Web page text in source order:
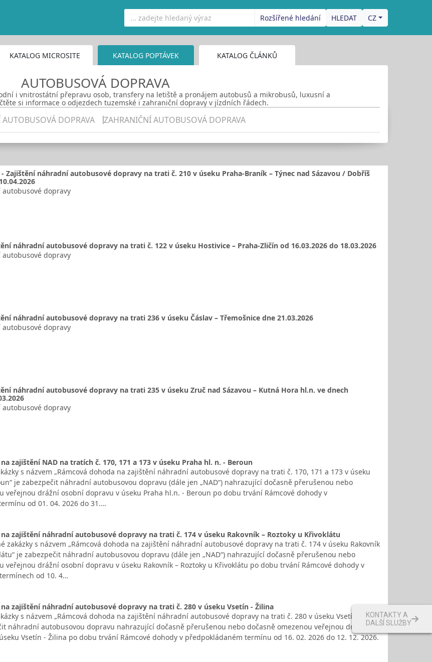
Rozšířené hledání CZ
KATALOG MICROSITE KATALOG POPTÁVEK KATALOG ČLÁNKŮ
AUTOBUSOVÁ DOPRAVA
i vnitrostátní přepravu osob, transfery na letiště a pronájem autobusů a mikrobusů, luxusní a
si informace o odjezdech tuzemské i zahraniční dopravy v jízdních řádech.
DOPRAVA ZAHRANIČNÍ AUTOBUSOVÁ DOPRAVA
- Zajištění náhradní autobusové dopravy na trati č. 210 v úseku Praha-Braník – Týnec nad Sázavou / Dobříš
dopravy
náhradní autobusové dopravy na trati č. 122 v úseku Hostivice – Praha-Zličín od 16.03.2026 do 18.03.2026
dopravy
náhradní autobusové dopravy na trati 236 v úseku Čáslav – Třemošnice dne 21.03.2026
dopravy
náhradní autobusové dopravy na trati 235 v úseku Zruč nad Sázavou – Kutná Hora hl.n. ve dnech
dopravy
zajištění NAD na tratích č. 170, 171 a 173 v úseku Praha hl. n. - Beroun
s názvem „Rámcová dohoda na zajištění náhradní autobusové dopravy na trati č. 170, 171 a 173 v úseku
je zabezpečit náhradní autobusovou dopravu (dále jen „NAD“) nahrazující dočasně přerušenou nebo
veřejnou drážní osobní dopravu v úseku Praha hl.n. - Beroun po dobu trvání Rámcové dohody v
od 01. 04. 2026 do 31.…
zajištění náhradní autobusové dopravy na trati č. 174 v úseku Rakovník – Roztoky u Křivoklátu
zakázky s názvem „Rámcová dohoda na zajištění náhradní autobusové dopravy na trati č. 174 v úseku Rakovník
je zabezpečit náhradní autobusovou dopravu (dále jen „NAD“) nahrazující dočasně přerušenou nebo
veřejnou drážní osobní dopravu v úseku Rakovník – Roztoky u Křivoklátu po dobu trvání Rámcové dohody v
od 10. 4…
zajištění náhradní autobusové dopravy na trati č. 280 v úseku Vsetín - Žilina
s názvem „Rámcová dohoda na zajištění náhradní autobusové dopravy na trati č. 280 v úseku Vsetín -
náhradní autobusovou dopravu nahrazující dočasně přerušenou nebo dočasně omezenou veřejnou drážní
Vsetín - Žilina po dobu trvání Rámcové dohody v předpokládaném termínu od 16. 02. 2026 do 12. 12. 2026.
KONTAKTY A
DALŠÍ SLUŽBY